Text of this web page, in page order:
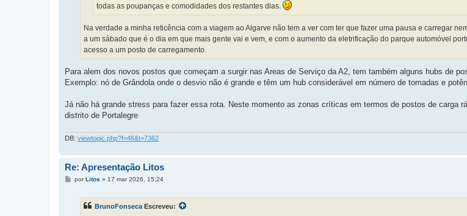
todas as poupanças e comodidades dos restantes dias.
Na verdade a minha reticência com a viagem ao Algarve não tem a ver com ter que fazer uma pausa e carregar
a um sábado que é o dia em que mais gente vai e vem, e com o aumento da eletrificação do parque automóvel
acesso a um posto de carregamento.
Para alem dos novos postos que começam a surgir nas Areas de Serviço da A2, tem também alguns hubs de
Exemplo: nó de Grândola onde o desvio não é grande e têm um hub considerável em número de tomadas e
Já não há grande stress para fazer essa rota. Neste momento as zonas críticas em termos de postos de carga
distrito de Portalegre
DB: viewtopic.php?f=46&t=7362
Re: Apresentação Litos
MporLitos » 17 mar 2026, 15:24
BrunoFonseca Escreveu: